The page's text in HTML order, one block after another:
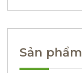
Sản phẩm